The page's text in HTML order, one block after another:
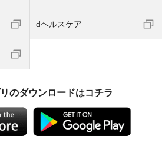
dヘルスケア
のダウンロードはコチラ